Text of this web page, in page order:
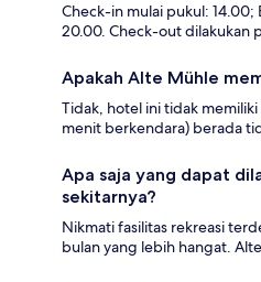
Check-in mulai pukul:
20.00. Check-out dilakukan
Apakah Alte Mühle
Tidak, hotel ini tidak memiliki
menit berkendara) berada
Apa saja yang dapat
sekitarnya?
Nikmati fasilitas rekreasi
bulan yang lebih hangat.